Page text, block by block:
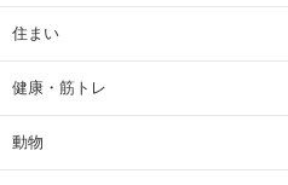
住まい
健康・筋トレ
動物